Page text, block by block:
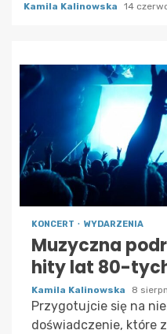
Kamila Kalinowska 14
KONCERT WYDARZENIA
Muzyczna
hity lat 80-
Kamila Kalinowska 8
Przygotujcie się na
doświadczenie, które